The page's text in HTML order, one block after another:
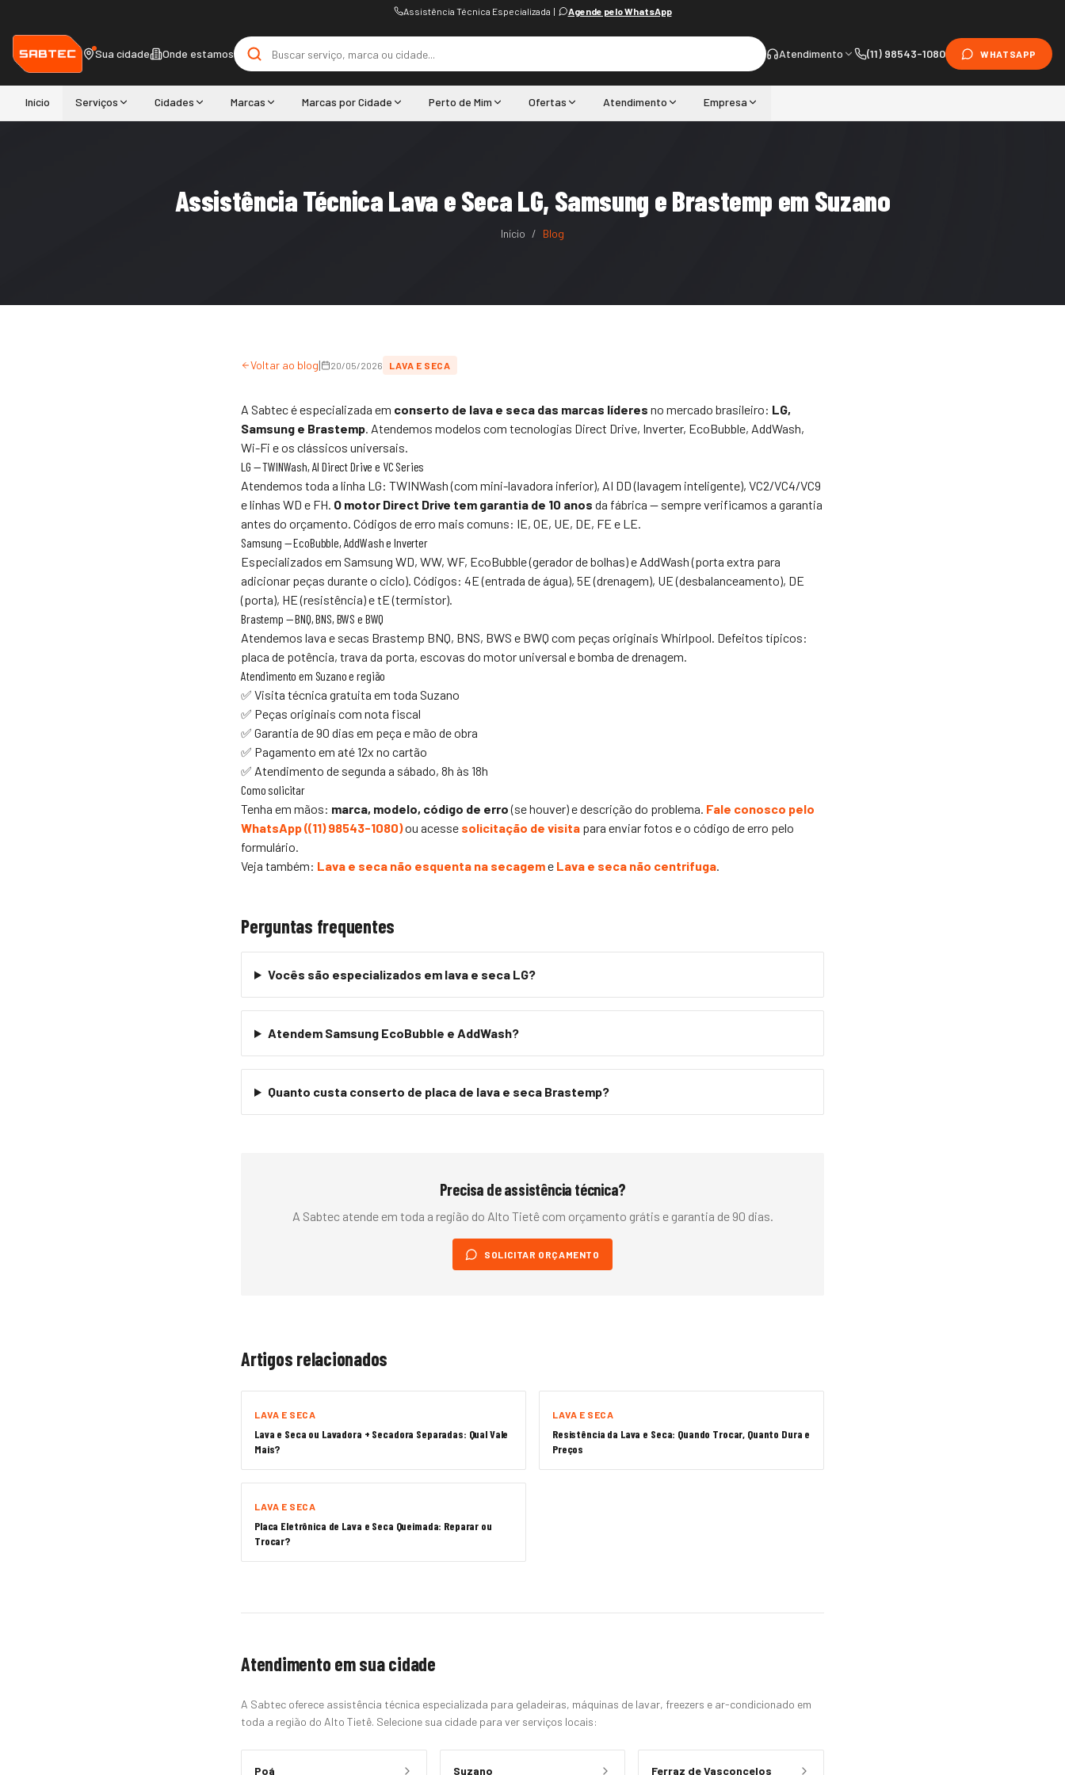
Assistência Técnica Especializada | Agende pelo WhatsApp
Sua cidade Onde estamos Atendimento (11) 98543-1080 WHATSAPP
Início Serviços Cidades Marcas Marcas por Cidade Perto de Mim Ofertas Atendimento Empresa
Assistência Técnica Lava e Seca LG, Samsung e Brastemp em Suzano
Início / Blog
Voltar ao blog| 20/05/2026 LAVA E SECA
A Sabtecé especializada em conserto de lava e seca das marcas líderes no mercado brasileiro: LG,
Samsung e Brastemp. Atendemos modelos com tecnologias Direct Drive, Inverter, EcoBubble, AddWash,
Wi-Fi e os clássicos universais.
LG — TWINWash, AI Direct Drive e VC Series
Atendemos toda a linha LG: TWINWash (com mini-lavadora inferior), AI DD (lavagem inteligente), VC2/VC4/VC9
e linhas WD e FH. O motor Direct Drive tem garantia de 10 anos da fábrica — sempre verificamos a garantia
antes do orçamento. Códigos de erro mais comuns: IE, OE, UE, DE, FE e LE.
Samsung — EcoBubble, AddWash e Inverter
Especializados em Samsung WD, WW, WF, EcoBubble (gerador de bolhas) e AddWash (porta extra para
adicionar peças durante o ciclo). Códigos: 4E (entrada de água), 5E (drenagem), UE (desbalanceamento), DE
(porta), HE (resistência) e tE (termistor).
Brastemp — BNQ, BNS, BWS e BWQ
Atendemos lava e secas Brastemp BNQ, BNS, BWS e BWQ com peças originais Whirlpool. Defeitos típicos:
placa de potência, trava da porta, escovas do motor universal e bomba de drenagem.
Atendimento em Suzano e região
✅ Visita técnica gratuita em toda Suzano
✅ Peças originais com nota fiscal
✅ Garantia de 90 dias em peça e mão de obra
✅ Pagamento em até 12x no cartão
✅ Atendimento de segunda a sábado, 8h às 18h
Como solicitar
Tenha em mãos: marca, modelo, código de erro(se houver) e descrição do problema. Fale conosco pelo
WhatsApp ((11) 98543-1080)ou acesse solicitação de visita para enviar fotos e o código de erro pelo
formulário.
Veja também: Lava e seca não esquenta na secageme Lava e seca não centrifuga.
Perguntas frequentes
Vocês são especializados em lava e seca LG?
Atendem Samsung EcoBubble e AddWash?
Quanto custa conserto de placa de lava e seca Brastemp?
Precisa de assistência técnica?
A Sabtec atende em toda a região do Alto Tietêcom orçamento grátis e garantia de 90 dias.
SOLICITAR ORÇAMENTO
Artigos relacionados
LAVA E SECA
Lava e Seca ou Lavadora + Secadora Separadas: Qual Vale
Mais?
LAVA E SECA
Resistência da Lava e Seca: Quando Trocar, Quanto Dura e
Preços
LAVA E SECA
Placa Eletrônica de Lava e Seca Queimada: Reparar ou
Trocar?
Atendimento em sua cidade
A Sabtec oferece assistência técnica especializada para geladeiras, máquinas de lavar, freezers e ar-condicionado em
toda a região do Alto Tietê. Selecione sua cidade para ver serviços locais:
Poá Suzano Ferraz de Vasconcelos